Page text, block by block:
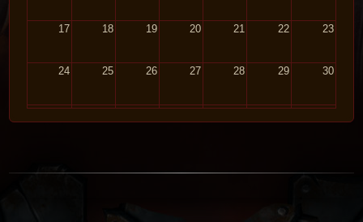
17 18 19 20 21 22 23
24 25 26 27 28 29 30